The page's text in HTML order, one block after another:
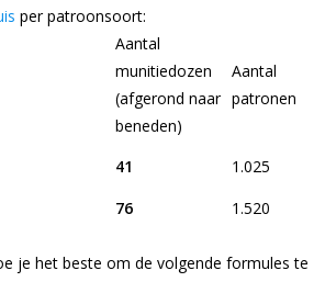
per patroonsoort:
Aantal
munitiedozen
(afgerond naar
beneden)
Aantal
patronen
41
1.025
76 1.520
je het beste om de volgende formules te